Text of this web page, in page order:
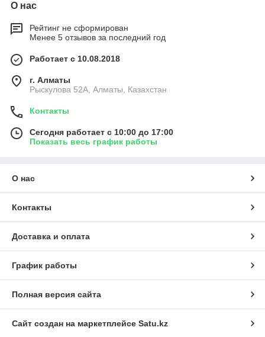
О нас
Рейтинг не сформирован
Менее 5 отзывов за последний год
Работает с 10.08.2018
г. Алматы
Рыскулова 52А, Алматы, Казахстан
Контакты
Сегодня работает с 10:00 до 17:00
Показать весь график работы
О нас
Контакты
Доставка и оплата
График работы
Полная версия сайта
Сайт создан на маркетплейсе Satu.kz